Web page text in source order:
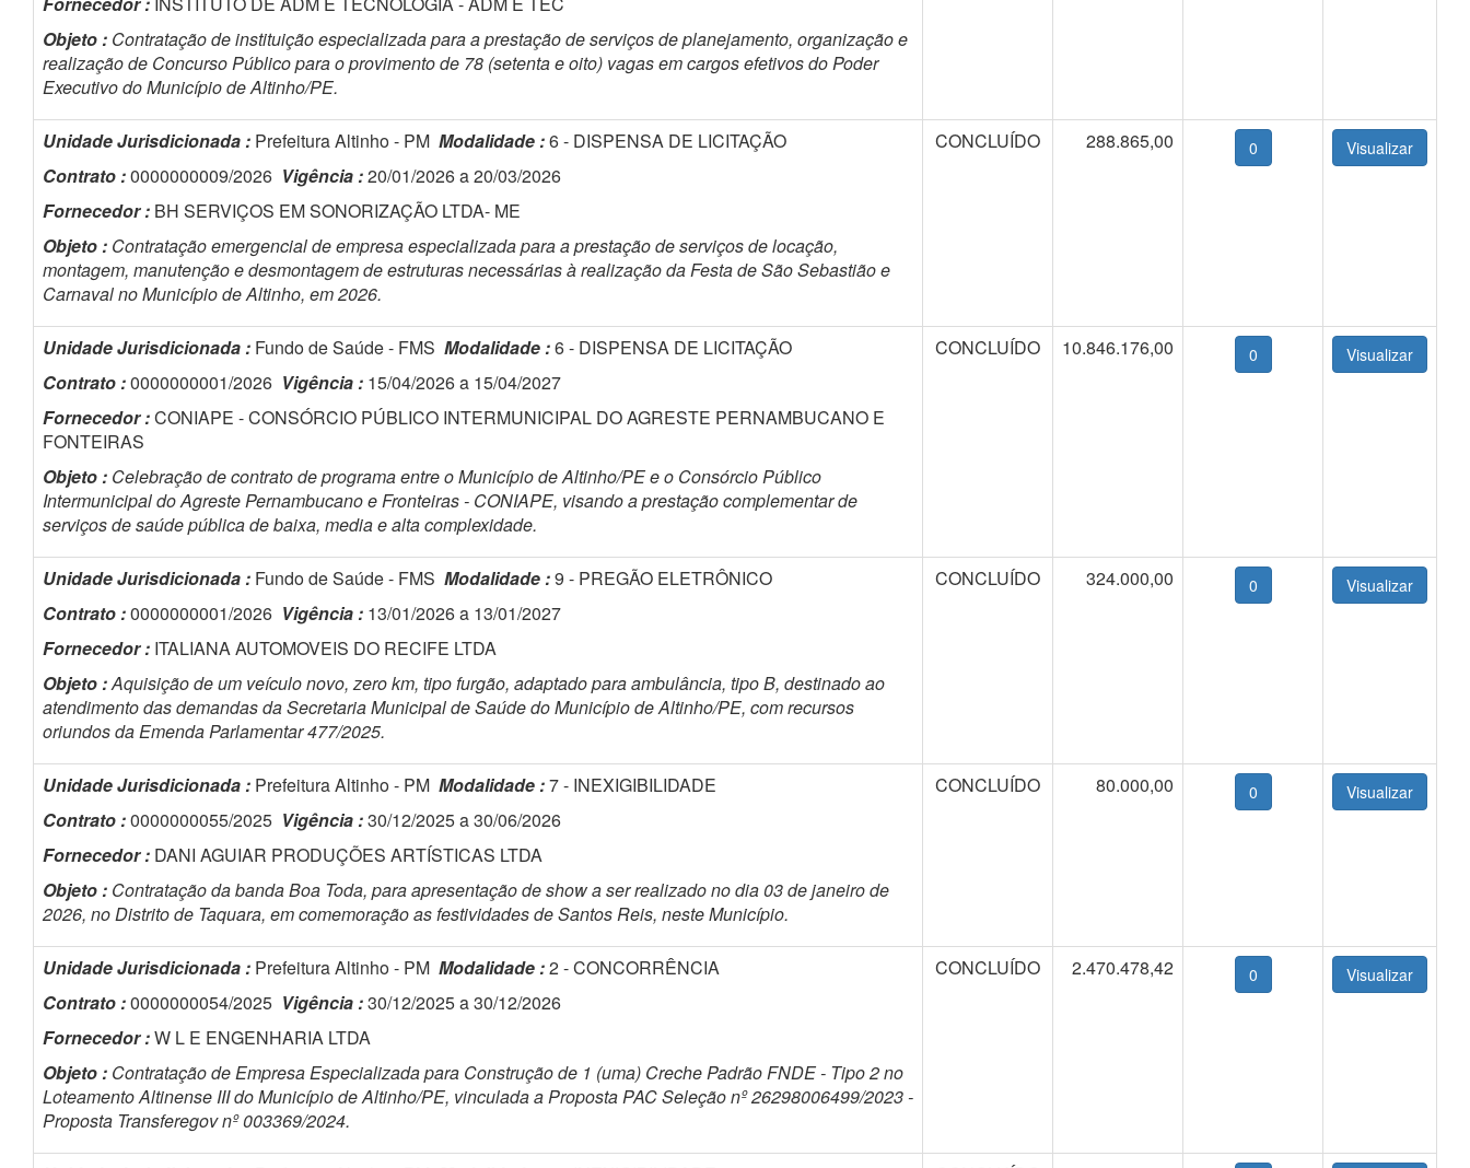
Objeto : Contratação de instituição especializada para a prestação de serviços de planejamento, organização e
realização de Concurso Público para o provimento de 78 (setenta e oito) vagas em cargos efetivos do Poder
Executivo do Município de Altinho/PE.
Unidade Jurisdicionada : Prefeitura Altinho - PM Modalidade :6 - DISPENSA DE LICITAÇÃO
Contrato :0000000009/2026 Vigência :20/01/2026 a 20/03/2026
Fornecedor : BH SERVIÇOS EM SONORIZAÇÃO LTDA- ME
Objeto : Contratação emergencial de empresa especializada para a prestação de serviços de locação,
montagem, manutenção e desmontagem de estruturas necessárias à realização da Festa de São Sebastião e
Carnaval no Município de Altinho, em 2026.
CONCLUÍDO 288.865,00 0
Unidade Jurisdicionada : Fundo de Saúde - FMS Modalidade :6 - DISPENSA DE LICITAÇÃO
Contrato :0000000001/2026 Vigência : 15/04/2026 a 15/04/2027
Fornecedor :CONIAPE - CONSÓRCIO PÚBLICO INTERMUNICIPAL DO AGRESTE PERNAMBUCANO E
FONTEIRAS
Objeto : Celebração de contrato de programa entre o Município de Altinho/PE e o Consórcio Público
Intermunicipal do Agreste Pernambucano e Fronteiras - CONIAPE, visando a prestação complementar de
serviços de saúde pública de baixa, media e alta complexidade.
CONCLUÍDO 10.846.176,00 0
Unidade Jurisdicionada : Fundo de Saúde - FMS Modalidade :9 - PREGÃO ELETRÔNICO
Contrato :0000000001/2026 Vigência : 13/01/2026 a 13/01/2027
Fornecedor : ITALIANA AUTOMOVEIS DO RECIFE LTDA
Objeto :Aquisição de um veículo novo, zero km, tipo furgão, adaptado para ambulância, tipo B, destinado ao
atendimento das demandas da Secretaria Municipal de Saúde do Município de Altinho/PE, com recursos
oriundos da Emenda Parlamentar 477/2025.
CONCLUÍDO 324.000,00 0
Unidade Jurisdicionada : Prefeitura Altinho - PM Modalidade :7 - INEXIGIBILIDADE
Contrato :0000000055/2025 Vigência :30/12/2025 a 30/06/2026
Fornecedor : DANI AGUIAR PRODUÇÕES ARTÍSTICAS LTDA
Objeto : Contratação da banda Boa Toda, para apresentação de show a ser realizado no dia 03 de janeiro de
2026, no Distrito de Taquara, em comemoração as festividades de Santos Reis, neste Município.
CONCLUÍDO 80.000,00 0
Unidade Jurisdicionada : Prefeitura Altinho - PM Modalidade :2 - CONCORRÊNCIA
Contrato :0000000054/2025 Vigência :30/12/2025 a 30/12/2026
Fornecedor :W L E ENGENHARIA LTDA
Objeto : Contratação de Empresa Especializada para Construção de 1 (uma) Creche Padrão FNDE - Tipo 2 no
Loteamento Altinense III do Município de Altinho/PE, vinculada a Proposta PAC Seleção nº 26298006499/2023 -
Proposta Transferegov nº 003369/2024.
CONCLUÍDO 2.470.478,42 0